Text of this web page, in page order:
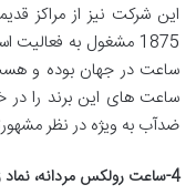
این شرکت نیز از مراکز
1875 مشغول به
ساعت های این برند را
ضدآب به ویژه در نظر
4-ساعت رولکس مردانه، نماد زندگی لوکس